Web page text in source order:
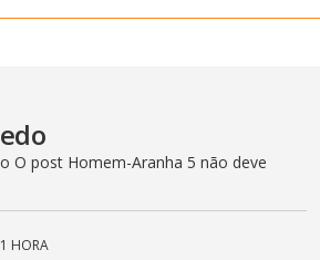
O post Homem-Aranha 5 não deve
HORA